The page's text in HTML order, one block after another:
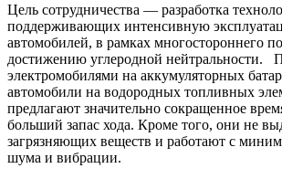
Цель сотрудничества — разработка
поддерживающих интенсивную
автомобилей, в рамках многостороннего
достижению углеродной нейтральности.
электромобилями на аккумуляторных
автомобили на водородных топливных
предлагают значительно сокращенное
больший запас хода. Кроме того, они не
загрязняющих веществ и работают с
шума и вибрации.